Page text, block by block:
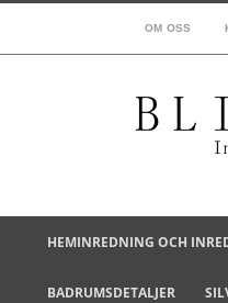
OM OSS
HEMINREDNING OCH
BADRUMSDETALJER